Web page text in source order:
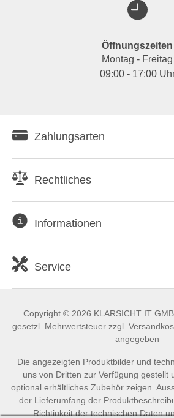
Öffnungszeiten
Montag - Freitag
09:00 - 17:00
Zahlungsarten
Rechtliches
Informationen
Service
Copyright © 2026 KLARSICHT IT
gesetzl. Mehrwertsteuer zzgl.
angegeben
Die angezeigten Produktbilder und
uns von Dritten zur Verfügung gestellt
optional erhältliches Zubehör zeigen.
der Lieferumfang der
Richtigkeit der technischen Daten